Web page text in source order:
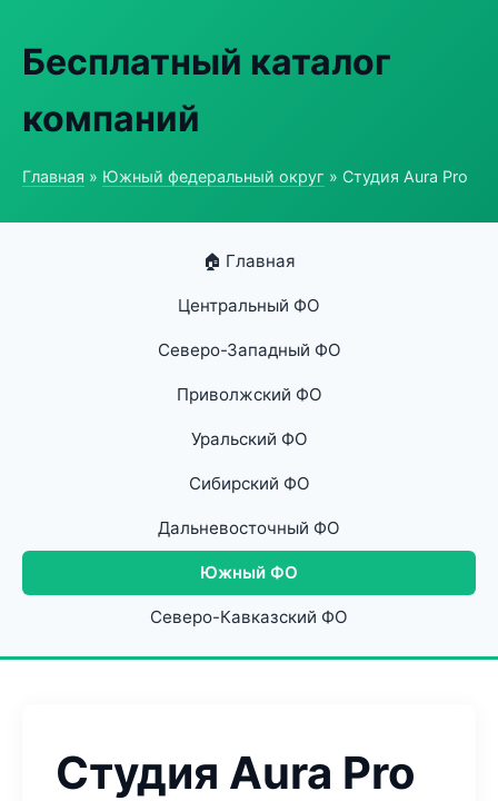
Бесплатный каталог
компаний
Главная » Южный федеральный округ » Студия Aura Pro
🏠 Главная
Центральный ФО
Северо-Западный ФО
Приволжский ФО
Уральский ФО
Сибирский ФО
Дальневосточный ФО
Южный ФО
Северо-Кавказский ФО
Студия Aura Pro